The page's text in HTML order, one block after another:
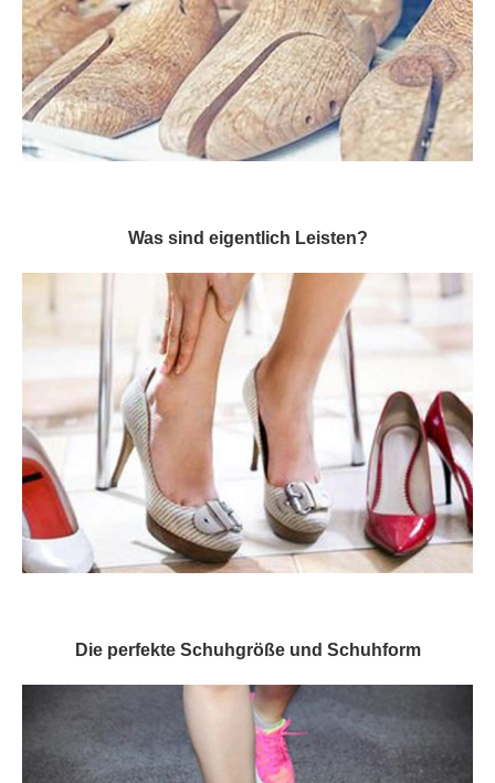
Was sind eigentlich Leisten?
Die perfekte Schuhgröße und Schuhform